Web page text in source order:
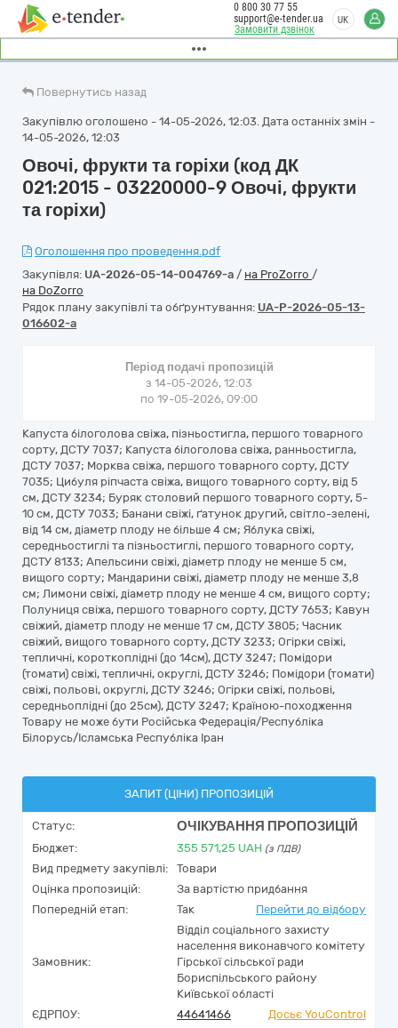
Замовити дзвінок
0 800 30 77 55
support@e-tender.ua
UK
Повернутись назад
Закупівлю оголошено - 14-05-2026, 12:03. Дата останніх змін -
14-05-2026, 12:03
Овочі, фрукти та горіхи (код ДК
021:2015 - 03220000-9 Овочі, фрукти
та горіхи)
Оголошення про проведення.pdf
Закупівля: UA-2026-05-14-004769-a / на ProZorro /
на DoZorro
Рядок плану закупівлі та обґрунтування: UA-P-2026-05-13-
016602-a
Період подачі пропозицій
з 14-05-2026, 12:03
по 19-05-2026, 09:00
Капуста білоголова свіжа, пізньостигла, першого товарного
сорту, ДСТУ 7037; Капуста білоголова свіжа, ранньостигла,
ДСТУ 7037; Морква свіжа, першого товарного сорту, ДСТУ
7035; Цибуля ріпчаста свіжа, вищого товарного сорту, від 5
см, ДСТУ 3234; Буряк столовий першого товарного сорту, 5-
10 см, ДСТУ 7033; Банани свіжі, ґатунок другий, світло-зелені,
від 14 см, діаметр плоду не більше 4 см; Яблука свіжі,
середньостиглі та пізньостиглі, першого товарного сорту,
ДСТУ 8133; Апельсини свіжі, діаметр плоду не менше 5 см,
вищого сорту; Мандарини свіжі, діаметр плоду не менше 3,8
см; Лимони свіжі, діаметр плоду не менше 4 см, вищого сорту;
Полуниця свіжа, першого товарного сорту, ДСТУ 7653; Кавун
свіжий, діаметр плоду не менше 17 см, ДСТУ 3805; Часник
свіжий, вищого товарного сорту, ДСТУ 3233; Огірки свіжі,
тепличні, короткоплідні (до 14см), ДСТУ 3247; Помідори
(томати) свіжі, тепличні, округлі, ДСТУ 3246; Помідори (томати)
свіжі, польові, округлі, ДСТУ 3246; Огірки свіжі, польові,
середньоплідні (до 25см), ДСТУ 3247; Країною-походження
Товару не може бути Російська Федерація/Республіка
Білорусь/Ісламська Республіка Іран
ЗАПИТ (ЦІНИ) ПРОПОЗИЦІЙ
Статус: ОЧІКУВАННЯ ПРОПОЗИЦІЙ
Бюджет: 355 571,25 UAH (з ПДВ)
Вид предмету закупівлі:
Товари
Оцінка пропозицій:
За вартістю придбання
Попередній етап:
Так Перейти до відбору
Замовник:
Відділ соціального захисту
населення виконавчого комітету
Гірської сільської ради
Бориспільського району
Київської області
ЄДРПОУ:
44641466
Досьє YouControl